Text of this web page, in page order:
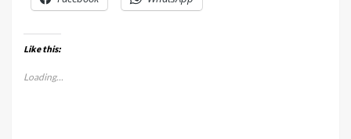
Like this:
Loading...